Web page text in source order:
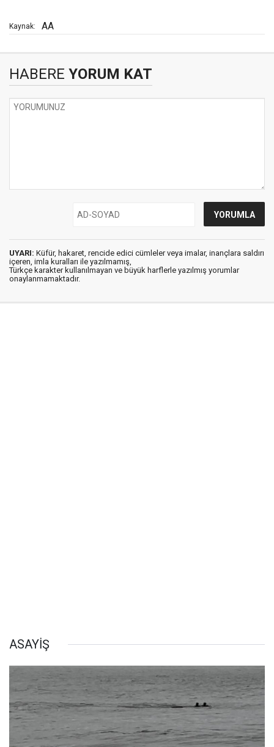
Kaynak: AA
HABERE YORUM KAT
UYARI: Küfür, hakaret, rencide edici cümleler veya imalar, inançlara saldırı
içeren, imla kuralları ile yazılmamış,
Türkçe karakter kullanılmayan ve büyük harflerle yazılmış yorumlar
onaylanmamaktadır.
ASAYİŞ